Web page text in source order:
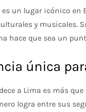
un lugar icónico en
y musicales.
hace que sea un
única
a Lima es más
logra entre sus